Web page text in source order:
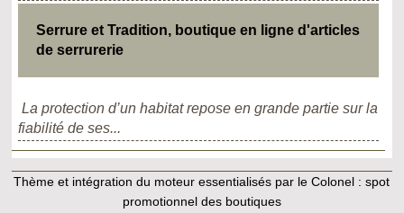
Serrure et Tradition, boutique en ligne d'articles
de serrurerie
La protection d’un habitat repose en grande partie sur la
fiabilité de ses...
Thème et intégration du moteur essentialisés par le Colonel :spot
promotionnel des boutiques